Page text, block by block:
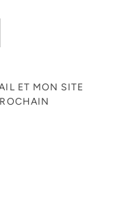
ET MON SITE